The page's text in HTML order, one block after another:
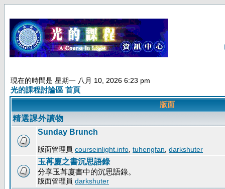
現在的時間是 星期一 八月 10, 2026 6:23 pm
光的課程討論區 首頁
版面
精選課外讀物
Sunday Brunch
版面管理員 courseinlight.info tuhengfan darkshuter
玉苒廈之書沉思語錄
分享玉苒廈書中的沉思語錄。
版面管理員 darkshuter